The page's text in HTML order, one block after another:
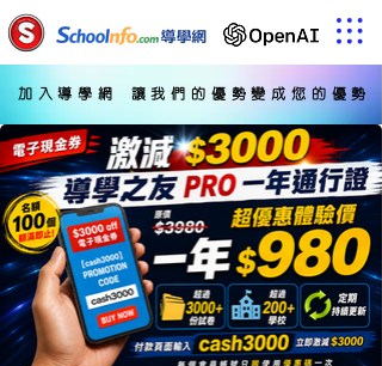
加入導學網 讓我們的優勢變成您的優勢